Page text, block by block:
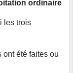
ordinaire
les trois
ont été faites ou